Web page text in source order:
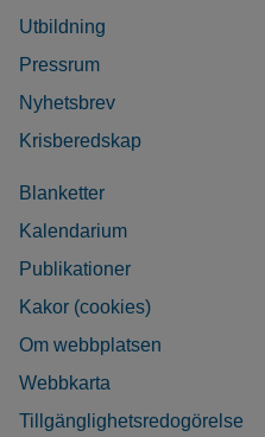
Utbildning
Pressrum
Nyhetsbrev
Krisberedskap
Blanketter
Kalendarium
Publikationer
Kakor (cookies)
Om webbplatsen
Webbkarta
Tillgänglighetsredogörelse